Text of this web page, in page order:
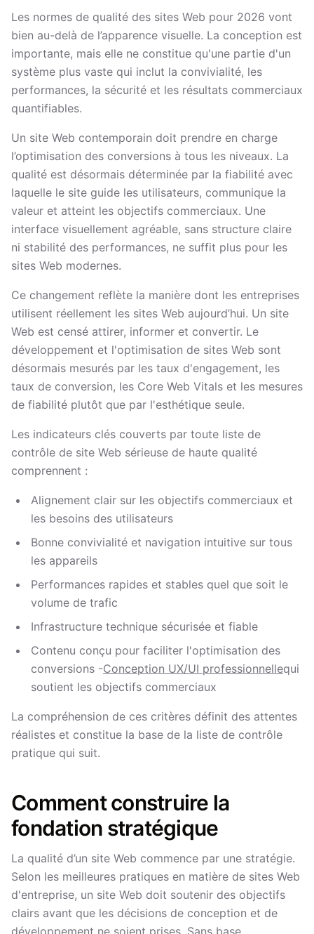
Les normes de qualité des sites Web pour 2026 vont
bien au-delà de l’apparence visuelle. La conception est
importante, mais elle ne constitue qu'une partie d'un
système plus vaste qui inclut la convivialité, les
performances, la sécurité et les résultats commerciaux
quantifiables.
Un site Web contemporain doit prendre en charge
l’optimisation des conversions à tous les niveaux. La
qualité est désormais déterminée par la fiabilité avec
laquelle le site guide les utilisateurs, communique la
valeur et atteint les objectifs commerciaux. Une
interface visuellement agréable, sans structure claire
ni stabilité des performances, ne suffit plus pour les
sites Web modernes.
Ce changement reflète la manière dont les entreprises
utilisent réellement les sites Web aujourd’hui. Un site
Web est censé attirer, informer et convertir. Le
développement et l'optimisation de sites Web sont
désormais mesurés par les taux d'engagement, les
taux de conversion, les Core Web Vitals et les mesures
de fiabilité plutôt que par l'esthétique seule.
Les indicateurs clés couverts par toute liste de
contrôle de site Web sérieuse de haute qualité
comprennent :
Alignement clair sur les objectifs commerciaux et
les besoins des utilisateurs
Bonne convivialité et navigation intuitive sur tous
les appareils
Performances rapides et stables quel que soit le
volume de trafic
Infrastructure technique sécurisée et fiable
Contenu conçu pour faciliter l'optimisation des
conversions -Conception UX/UI professionnellequi
soutient les objectifs commerciaux
La compréhension de ces critères définit des attentes
réalistes et constitue la base de la liste de contrôle
pratique qui suit.
Comment construire la
fondation stratégique
La qualité d’un site Web commence par une stratégie.
Selon les meilleures pratiques en matière de sites Web
d'entreprise, un site Web doit soutenir des objectifs
clairs avant que les décisions de conception et de
développement ne soient prises. Sans base